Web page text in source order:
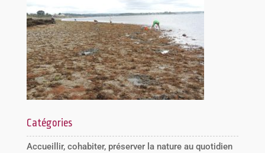
Catégories
Accueillir, cohabiter, préserver la nature au quotidien